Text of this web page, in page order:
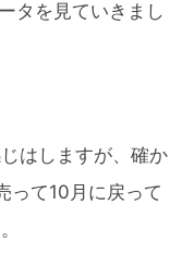
タを見ていきまし
はしますが、確か
って10月に戻って